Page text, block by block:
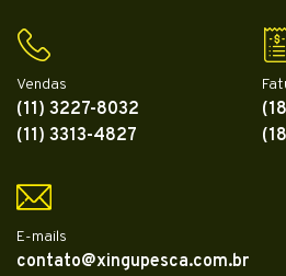
Vendas
(11) 3227-8032
(11) 3313-4827
E-mails
contato@xingupesca.com.br